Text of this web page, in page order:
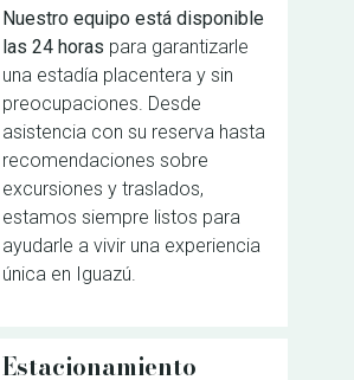
Nuestro equipo está disponible
las 24 horas para garantizarle
una estadía placentera y sin
preocupaciones. Desde
asistencia con su reserva hasta
recomendaciones sobre
excursiones y traslados,
estamos siempre listos para
ayudarle a vivir una experiencia
única en Iguazú.
Estacionamiento